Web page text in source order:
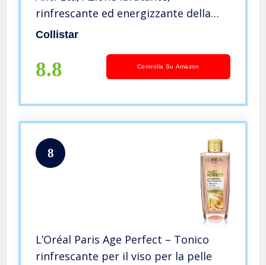
rinfrescante ed energizzante della
pelle, Con thé verde e acido
viso, Per pelli mature, 200 ml
Collistar
8.8 Controlla Su Amazon
8
L’Oréal Paris Age Perfect – Tonico
rinfrescante per il viso per la pelle